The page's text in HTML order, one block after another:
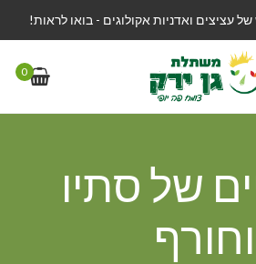
עציצים ואדניות אקולוגים - בואו לראות!
0
של סתיו
וחורף